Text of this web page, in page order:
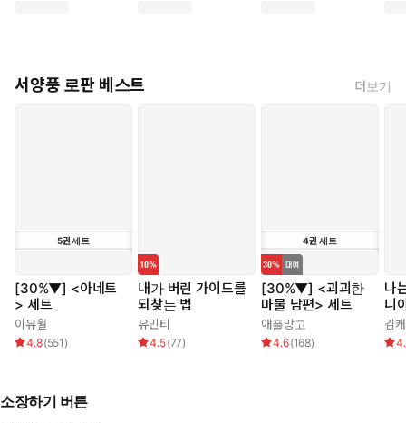
서양풍 로판 베스트 더보기
5권세트
[30%▼] <아네트
> 세트
이유월
4.8(551 )
내가 버린 가이드를
되찾는 법
유민티
4.5(77)
4권세트
[30%▼] <괴괴한
마물 남편> 세트
애플망고
4.6(168)
나
니
김
소장하기 버튼